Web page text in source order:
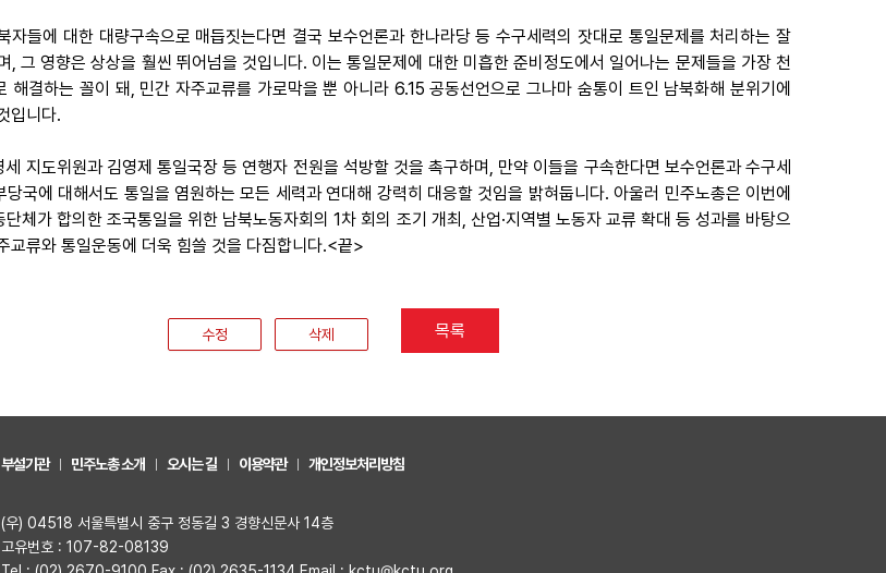
자들에 대한 대량구속으로 매듭짓는다면 결국 보수언론과 한나라당 등 수구세력의 잣대로 통일문제를 처리하는 잘
, 그 영향은 상상을 훨씬 뛰어넘을 것입니다. 이는 통일문제에 대한 미흡한 준비정도에서 일어나는 문제들을 가장 천
해결하는 꼴이 돼, 민간 자주교류를 가로막을 뿐 아니라 6.15 공동선언으로 그나마 숨통이 트인 남북화해 분위기에
입니다.
지도위원과 김영제 통일국장 등 연행자 전원을 석방할 것을 촉구하며, 만약 이들을 구속한다면 보수언론과 수구세
당국에 대해서도 통일을 염원하는 모든 세력과 연대해 강력히 대응할 것임을 밝혀둡니다. 아울러 민주노총은 이번에
체가 합의한 조국통일을 위한 남북노동자회의 1차 회의 조기 개최, 산업·지역별 노동자 교류 확대 등 성과를 바탕으
교류와 통일운동에 더욱 힘쓸 것을 다짐합니다.<끝>
수정 삭제 목록
부설기관 민주노총 소개 오시는 길 이용약관 개인정보처리방침
(우) 04518 서울특별시 중구 정동길 3 경향신문사 14층
고유번호 : 107-82-08139